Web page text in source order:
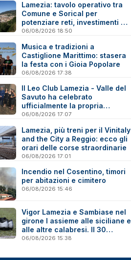
Lamezia: tavolo operativo tra
Comune e Sorical per
potenziare reti, investimenti e
manutenzione
06/08/2026 18:50
Musica e tradizioni a
Castiglione Marittimo: stasera
la festa con i Gioia Popolare
06/08/2026 17:38
Il Leo Club Lamezia - Valle del
Savuto ha celebrato
ufficialmente la propria
riattivazione
06/08/2026 17:07
Lamezia, più treni per il Vinitaly
and the City a Reggio: ecco gli
orari delle corse straordinarie
06/08/2026 17:01
Incendio nel Cosentino, timori
per abitazioni e cimitero
06/08/2026 15:46
Vigor Lamezia e Sambiase nel
girone I assieme alle siciliane e
alle altre calabresi. Il 30
agosto stracittadina di Coppa
06/08/2026 15:38